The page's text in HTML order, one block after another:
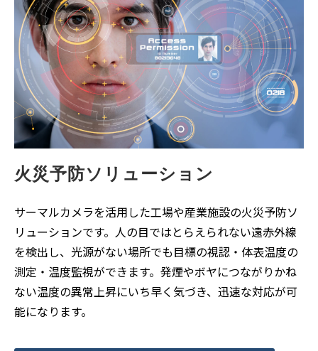
火災予防ソリューション
サーマルカメラを活用した工場や産業施設の火災予防ソ
リューションです。人の目ではとらえられない遠赤外線
を検出し、光源がない場所でも目標の視認・体表温度の
測定・温度監視ができます。発煙やボヤにつながりかね
ない温度の異常上昇にいち早く気づき、迅速な対応が可
能になります。